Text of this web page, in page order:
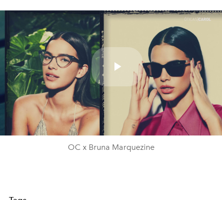
Play
Video
OC x Bruna Marquezine